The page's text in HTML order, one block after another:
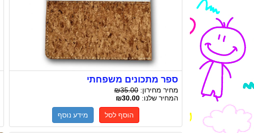
ספר מתכונים משפחתי
מחיר מחירון: ₪35.00
המחיר שלנו: ₪30.00
הוסף לסל מידע נוסף